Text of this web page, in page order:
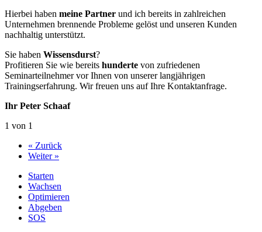
Hierbei haben meine Partner und ich bereits in zahlreichen
Unternehmen brennende Probleme gelöst und unseren Kunden
nachhaltig unterstützt.
Sie haben Wissensdurst?
Profitieren Sie wie bereits hunderte von zufriedenen
Seminarteilnehmer vor Ihnen von unserer langjährigen
Trainingserfahrung. Wir freuen uns auf Ihre Kontaktanfrage.
Ihr Peter Schaaf
1 von 1
« Zurück
Weiter »
Starten
Wachsen
Optimieren
Abgeben
SOS